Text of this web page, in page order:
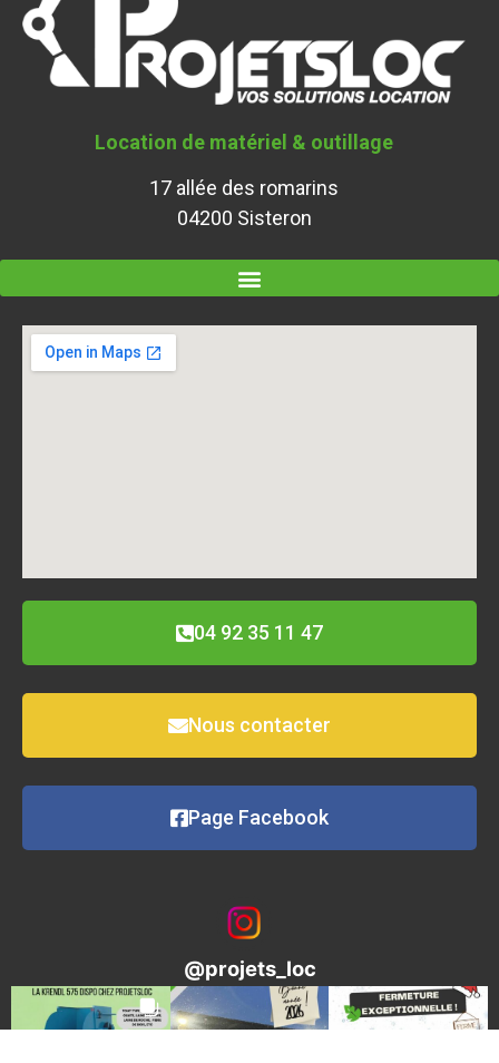
Location de matériel & outillage
17 allée des romarins
04200 Sisteron
04 92 35 11 47
Nous contacter
Page Facebook
@projets_loc